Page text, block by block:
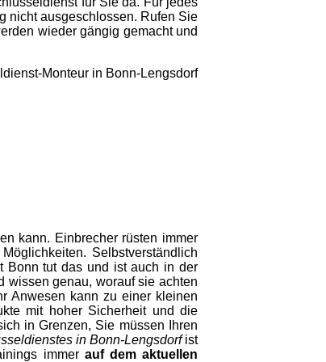
nicht ausgeschlossen. Rufen Sie
wieder gängig gemacht und
kann. Einbrecher rüsten immer
Selbstverständlich
Bonn tut das und ist auch in der
wissen genau, worauf sie achten
Anwesen kann zu einer kleinen
mit hoher Sicherheit und die
in Grenzen, Sie müssen Ihren
in Bonn-Lengsdorfist
immer auf dem aktuellen